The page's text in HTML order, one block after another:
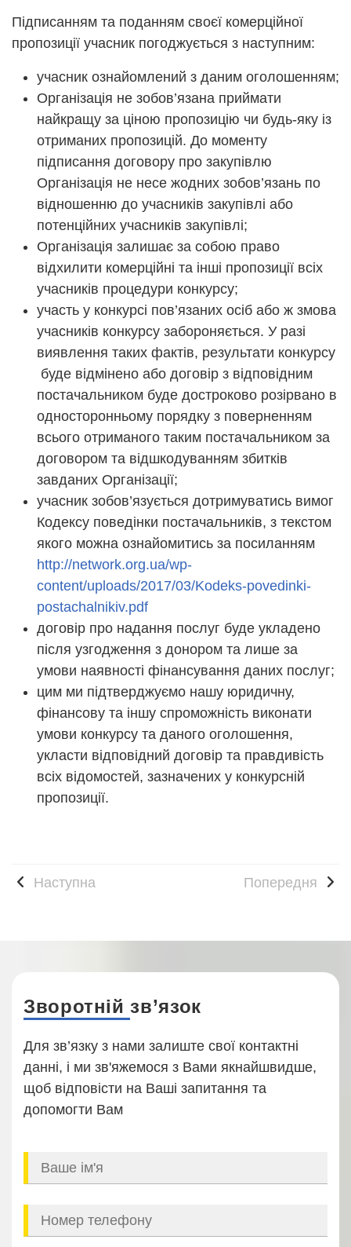
Підписанням та поданням своєї комерційної
пропозиції учасник погоджується з наступним:
учасник ознайомлений з даним оголошенням;
Організація не зобов’язана приймати
найкращу за ціною пропозицію чи будь-яку із
отриманих пропозицій. До моменту
підписання договору про закупівлю
Організація не несе жодних зобов’язань по
відношенню до учасників закупівлі або
потенційних учасників закупівлі;
Організація залишає за собою право
відхилити комерційні та інші пропозиції всіх
учасників процедури конкурсу;
участь у конкурсі пов’язаних осіб або ж змова
учасників конкурсу забороняється. У разі
виявлення таких фактів, результати конкурсу
буде відмінено або договір з відповідним
постачальником буде достроково розірвано в
односторонньому порядку з поверненням
всього отриманого таким постачальником за
договором та відшкодуванням збитків
завданих Організації;
учасник зобов’язується дотримуватись вимог
Кодексу поведінки постачальників, з текстом
якого можна ознайомитись за посиланням
http://network.org.ua/wp-
content/uploads/2017/03/Kodeks-povedinki-
postachalnikiv.pdf
договір про надання послуг буде укладено
після узгодження з донором та лише за
умови наявності фінансування даних послуг;
цим ми підтверджуємо нашу юридичну,
фінансову та іншу спроможність виконати
умови конкурсу та даного оголошення,
укласти відповідний договір та правдивість
всіх відомостей, зазначених у конкурсній
пропозиції.
Наступна Попередня
Зворотній зв’язок
Для зв’язку з нами залиште свої контактні
данні, і ми зв'яжемося з Вами якнайшвидше,
щоб відповісти на Ваші запитання та
допомогти Вам